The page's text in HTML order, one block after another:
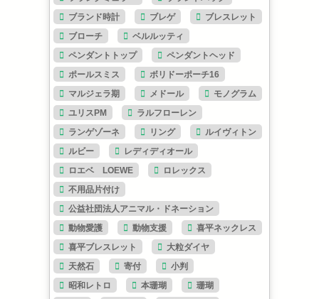
ブランド時計
ブレゲ
ブレスレット
ブローチ
ベルルッティ
ペンダントトップ
ペンダントヘッド
ポールスミス
ボリドーポーチ16
マルジェラ期
メドール
モノグラム
ユリスPM
ラルフローレン
ランゲゾーネ
リング
ルイヴィトン
ルビー
レディディオール
ロエベ LOEWE
ロレックス
不用品片付け
公益社団法人アニマル・ドネーション
動物愛護
動物支援
喜平ネックレス
喜平ブレスレット
大粒ダイヤ
天然石
寄付
小判
昭和レトロ
本珊瑚
珊瑚